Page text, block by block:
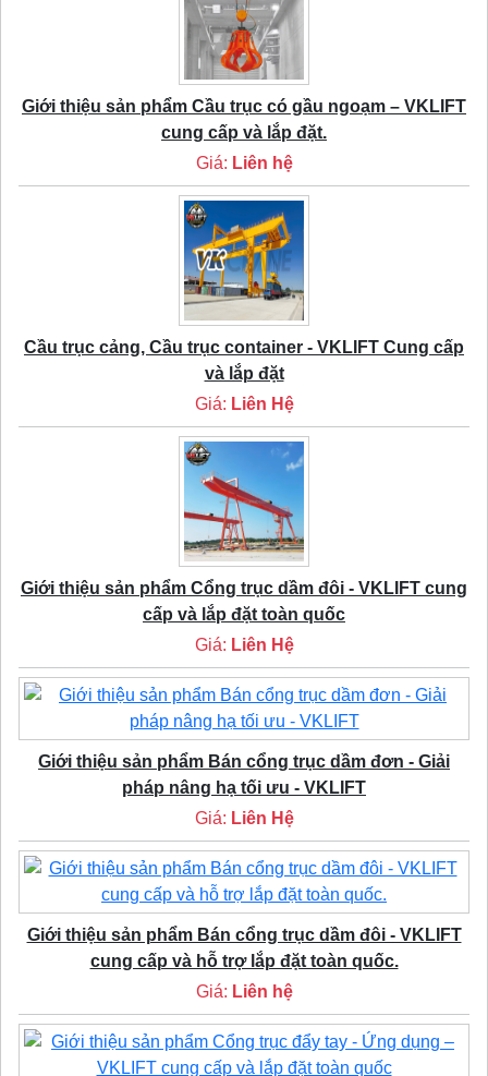
Giới thiệu sản phẩm Cầu trục có gầu ngoạm – VKLIFT
cung cấp và lắp đặt.
Giá: Liên hệ
Cầu trục cảng, Cầu trục container - VKLIFT Cung cấp
và lắp đặt
Giá: Liên Hệ
Giới thiệu sản phẩm Cổng trục dầm đôi - VKLIFT cung
cấp và lắp đặt toàn quốc
Giá: Liên Hệ
Giới thiệu sản phẩm Bán cổng trục dầm đơn - Giải
pháp nâng hạ tối ưu - VKLIFT
Giá: Liên Hệ
Giới thiệu sản phẩm Bán cổng trục dầm đôi - VKLIFT
cung cấp và hỗ trợ lắp đặt toàn quốc.
Giá: Liên hệ